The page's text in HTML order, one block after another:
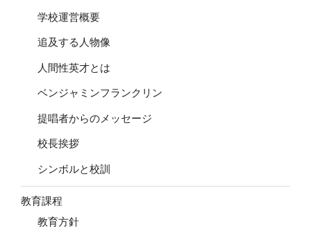
学校運営概要
追及する人物像
人間性英才とは
ベンジャミンフランクリン
提唱者からのメッセージ
校長挨拶
シンボルと校訓
教育課程
教育方針